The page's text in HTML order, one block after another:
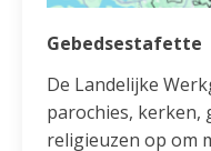
Gebedsestafette
De Landelijke
parochies, kerken,
religieuzen op om